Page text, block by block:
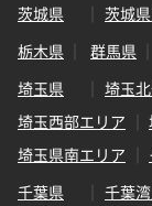
茨城県
茨城
栃木県
群馬県
埼玉県
埼玉
埼玉西部エリア
埼玉県南エリア
千葉県
千葉